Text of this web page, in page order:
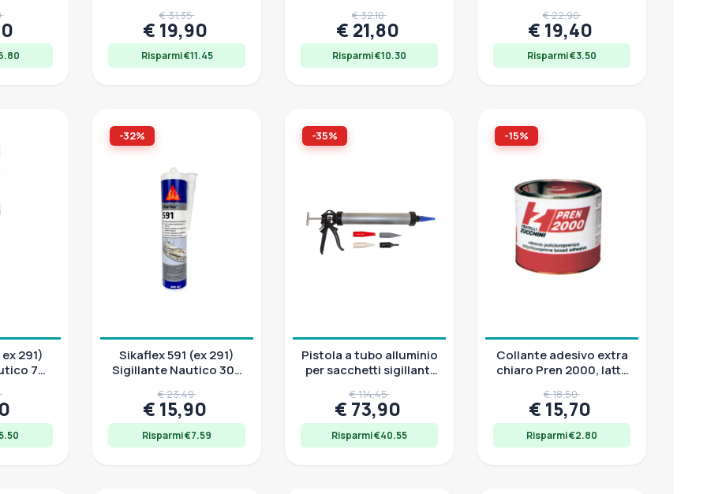
g
€ 31,35
€ 19,90
Risparmi €11.45
€ 32,10
€ 21,80
Risparmi €10.30
riparazioni, tubetto 28
g
€ 22,90
€ 19,40
Risparmi €3.50
291)
70
-32%
Sikaflex 591 (ex 291)
Sigillante Nautico 300
€ 23,49
€ 15,90
Risparmi €7.59
-35%
Pistola a tubo alluminio
per sacchetti sigillanti
€ 114,45
€ 73,90
Risparmi €40.55
-15%
Collante adesivo extra
chiaro Pren 2000, latta
€ 18,50
€ 15,70
Risparmi €2.80